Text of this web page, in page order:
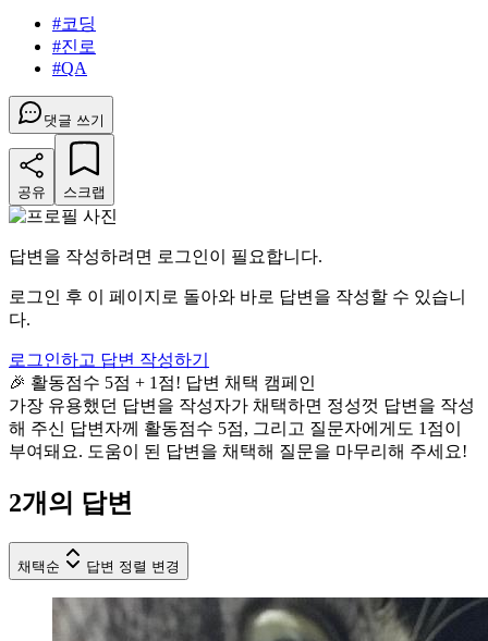
#코딩
#진로
#QA
댓글 쓰기
공유 스크랩
답변을 작성하려면 로그인이 필요합니다.
로그인 후 이 페이지로 돌아와 바로 답변을 작성할 수 있습니
다.
로그인하고 답변 작성하기
🎉 활동점수 5점 + 1점! 답변 채택 캠페인
가장 유용했던 답변을 작성자가 채택하면 정성껏 답변을 작성
해 주신 답변자께 활동점수 5점, 그리고 질문자에게도 1점이
부여돼요. 도움이 된 답변을 채택해 질문을 마무리해 주세요!
2개의 답변
채택순 답변 정렬 변경